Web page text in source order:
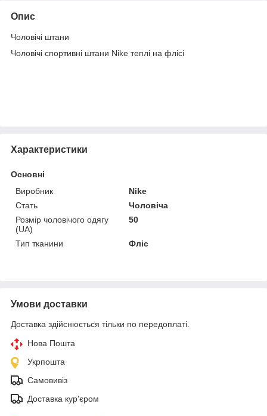
Опис
Чоловічі штани
Чоловічі спортивні штани Nike теплі на флісі
Характеристики
Основні
Виробник
Nike
Стать
Чоловіча
Розмір чоловічого одягу
(UA)
50
Тип тканини Фліс
Умови доставки
Доставка здійснюється тільки по передоплаті.
Нова Пошта
Укрпошта
Самовивіз
Доставка кур'єром